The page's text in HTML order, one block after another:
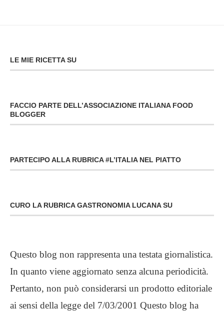
LE MIE RICETTA SU
FACCIO PARTE DELL’ASSOCIAZIONE ITALIANA FOOD
BLOGGER
PARTECIPO ALLA RUBRICA #L’ITALIA NEL PIATTO
CURO LA RUBRICA GASTRONOMIA LUCANA SU
Questo blog non rappresenta una testata giornalistica.
In quanto viene aggiornato senza alcuna periodicità.
Pertanto, non può considerarsi un prodotto editoriale
ai sensi della legge del 7/03/2001 Questo blog ha